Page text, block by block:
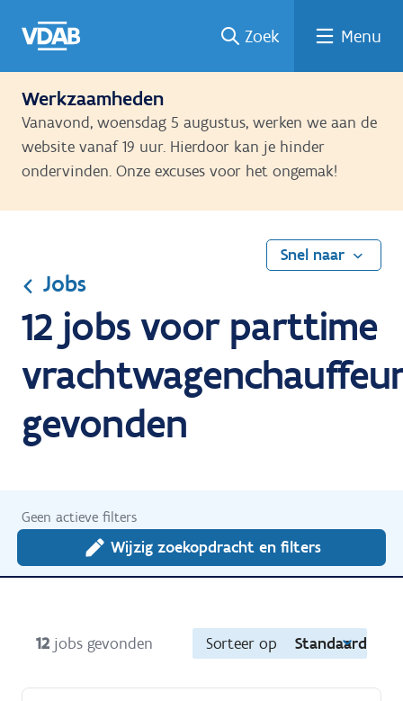
naar
een
een
job
mij?
naar
Zoek Menu
Werkzaamheden
Vanavond, woensdag 5 augustus, werken we aan de
website vanaf 19 uur. Hierdoor kan je hinder
ondervinden. Onze excuses voor het ongemak!
Snel naar
Jobs
12 jobs voor parttime
gevonden
Geen actieve filters
Wijzig zoekopdracht en filters
12 jobs gevonden Sorteer op Standaard